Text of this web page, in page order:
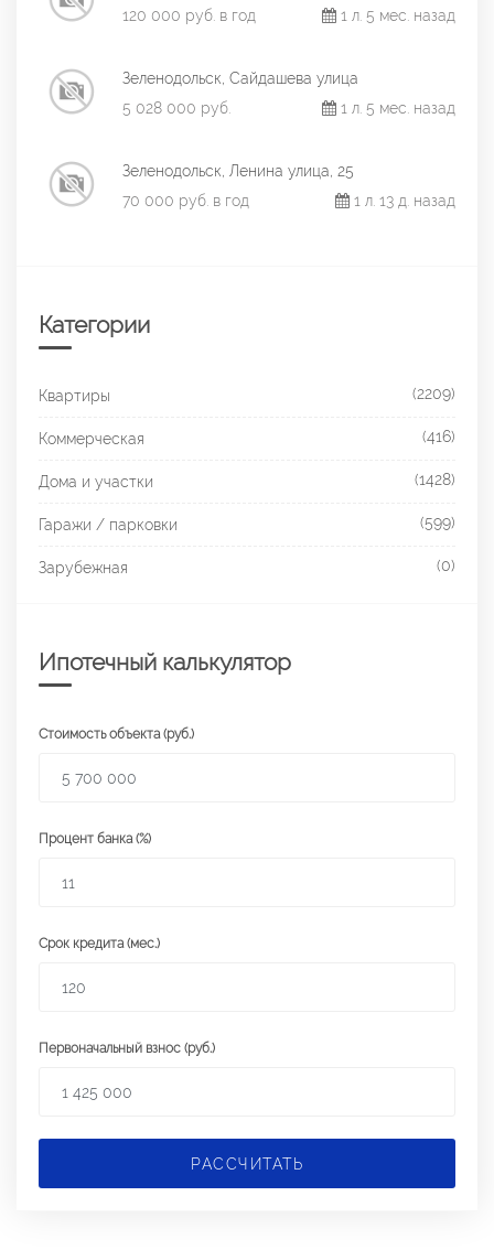
120 000 руб. в год 1 л. 5 мес. назад
Зеленодольск, Сайдашева улица
5 028 000 руб.
1 л. 5 мес. назад
Зеленодольск, Ленина улица, 25
70 000 руб. в год
1 л. 13 д. назад
Категории
Квартиры (2209)
Коммерческая (416)
Дома и участки (1428)
Гаражи / парковки (599)
Зарубежная (0)
Ипотечный калькулятор
Стоимость объекта (руб.)
Процент банка (%)
Срок кредита (мес.)
Первоначальный взнос (руб.)
РАССЧИТАТЬ